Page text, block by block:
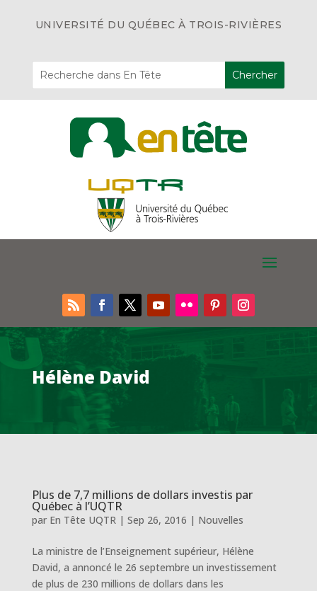
UNIVERSITÉ DU QUÉBEC À TROIS-RIVIÈRES
Hélène David
Plus de 7,7 millions de dollars investis par
Québec à l’UQTR
par En Tête UQTR| Sep 26, 2016 | Nouvelles
La ministre de l’Enseignement supérieur, Hélène
David, a annoncé le 26 septembre un investissement
de plus de 230 millions de dollars dans les